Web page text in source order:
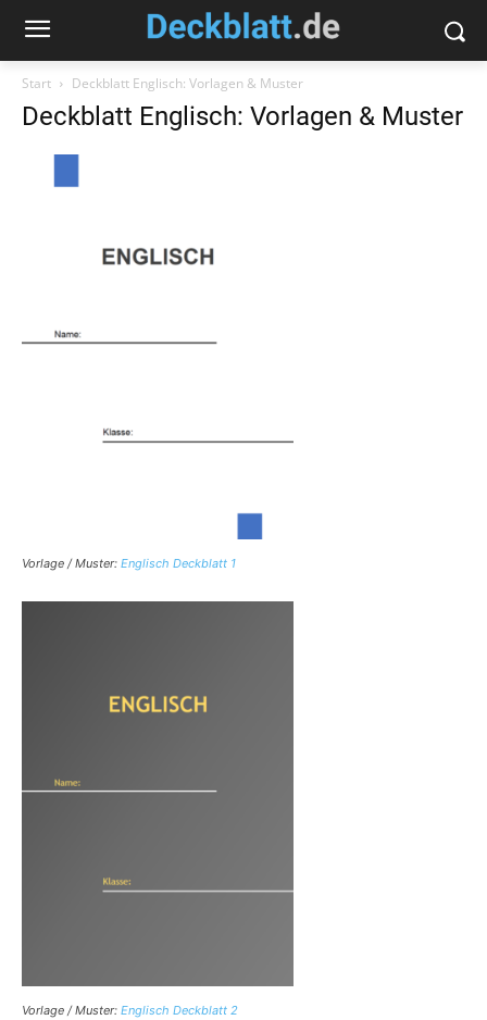
Start Deckblatt Englisch: Vorlagen & Muster
Deckblatt Englisch: Vorlagen & Muster
Vorlage / Muster: Englisch Deckblatt 1
Vorlage / Muster: Englisch Deckblatt 2